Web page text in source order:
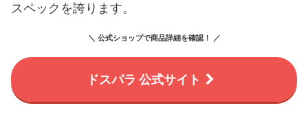
スペックを誇ります。
＼ 公式ショップで商品詳細を確認！ ／
ドスパラ 公式サイト